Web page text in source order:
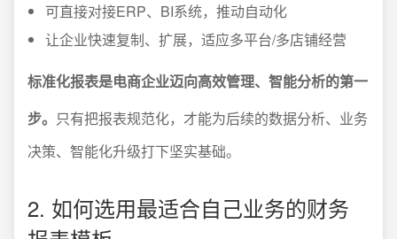
可直接对接ERP、BI系统，推动自动化
让企业快速复制、扩展，适应多平台/多店铺经营
标准化报表是电商企业迈向高效管理、智能分析的第一
步。 只有把报表规范化，才能为后续的数据分析、业务
决策、智能化升级打下坚实基础。
2. 如何选用最适合自己业务的财务